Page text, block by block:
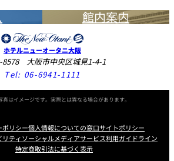
館内案内
ホテルニューオータニ大阪
8578 大阪市中央区城見1-4-1
Tel: 06-6941-1111
はイメージです。実際とは異なる場合があります。
ポリシー個人情報についての窓口サイトポリシー
ティソーシャルメディアサービス利用ガイドライン
特定商取引法に基づく表示